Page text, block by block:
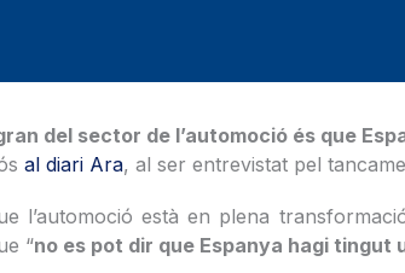
del sector de l’automoció és que
al diari Ara, al ser entrevistat pel
l’automoció està en plena
“no es pot dir que Espanya hagi tingut